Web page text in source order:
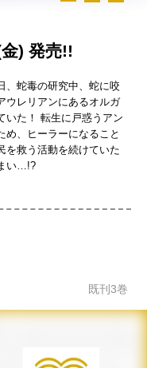
) 発売!!
、蛇毒の研究中、蛇に咬
ウレリアンにあるオルガ
いた！ 転生に戸惑うアン
め、ヒーラーになること
を救う活動を続けていた
い…!?
既刊 3巻